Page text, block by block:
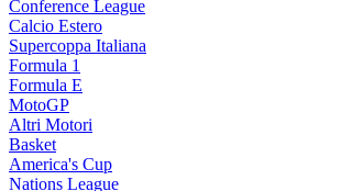
Conference League
Calcio Estero
Supercoppa Italiana
Formula 1
Formula E
MotoGP
Altri Motori
Basket
America's Cup
Nations League